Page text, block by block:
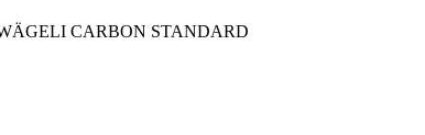
CARBON STANDARD